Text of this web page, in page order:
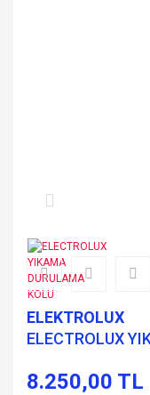
ELEKTROLUX
ELECTROLUX
8.250,00 TL